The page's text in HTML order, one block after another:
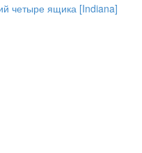
четыре ящика [Indiana]